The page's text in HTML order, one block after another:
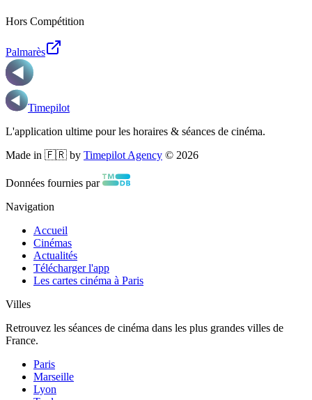
Hors Compétition
Palmarès
Timepilot
L'application ultime pour les horaires & séances de cinéma.
Made in 🇫🇷 by Timepilot Agency © 2026
Données fournies par
Navigation
Accueil
Cinémas
Actualités
Télécharger l'app
Les cartes cinéma à Paris
Villes
Retrouvez les séances de cinéma dans les plus grandes villes de
France.
Paris
Marseille
Lyon